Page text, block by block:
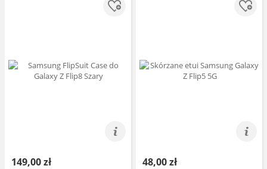
149,00 zł 48,00 zł